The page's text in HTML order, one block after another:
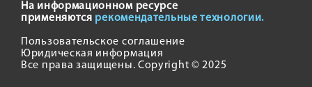
На информационном ресурсе
применяются рекомендательные технологии.
Пользовательское соглашение
Юридическая информация
Все права защищены. Copyright © 2025